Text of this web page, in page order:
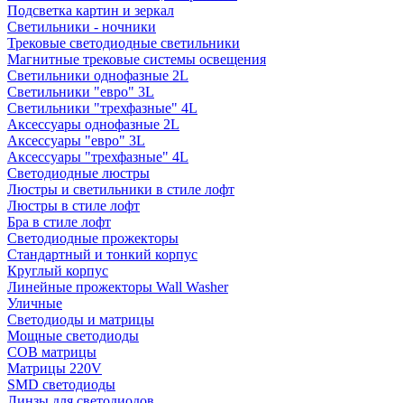
Подсветка картин и зеркал
Светильники - ночники
Трековые светодиодные светильники
Магнитные трековые системы освещения
Светильники однофазные 2L
Светильники "евро" 3L
Светильники "трехфазные" 4L
Аксессуары однофазные 2L
Аксессуары "евро" 3L
Аксессуары "трехфазные" 4L
Светодиодные люстры
Люстры и светильники в стиле лофт
Люстры в стиле лофт
Бра в стиле лофт
Светодиодные прожекторы
Стандартный и тонкий корпус
Круглый корпус
Линейные прожекторы Wall Washer
Уличные
Светодиоды и матрицы
Мощные светодиоды
COB матрицы
Матрицы 220V
SMD светодиоды